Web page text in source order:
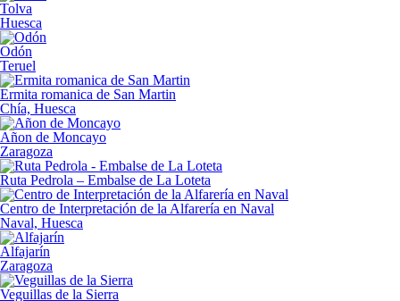
Tolva
Huesca
Odón
Teruel
Ermita romanica de San Martin
Chía, Huesca
Añon de Moncayo
Zaragoza
Ruta Pedrola – Embalse de La Loteta
Centro de Interpretación de la Alfarería en Naval
Naval, Huesca
Alfajarín
Zaragoza
Veguillas de la Sierra